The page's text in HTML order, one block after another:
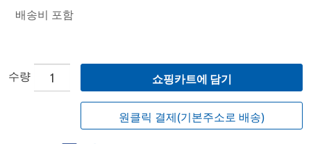
배송비 포함
수량 쇼핑카트에 담기
원클릭 결제(기본주소로 배송)